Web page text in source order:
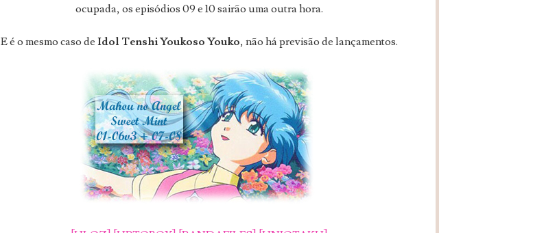
ocupada, os episódios 09 e 10 sairão uma outra hora.
E é o mesmo caso de Idol Tenshi Youkoso Youko, não há previsão de lançamentos.